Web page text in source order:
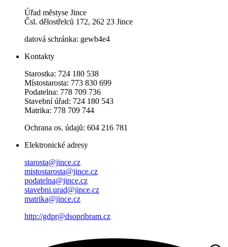
Úřad městyse Jince
Čsl. dělostřelců 172, 262 23 Jince
datová schránka: gewb4e4
Kontakty
Starostka: 724 180 538
Místostarosta: 773 830 699
Podatelna: 778 709 736
Stavební úřad: 724 180 543
Matrika: 778 709 744
Ochrana os. údajů: 604 216 781
Elektronické adresy
starosta@jince.cz
mistostarosta@jince.cz
podatelna@jince.cz
stavebni.urad@jince.cz
matrika@jince.cz
http://gdpr@dsopribram.cz